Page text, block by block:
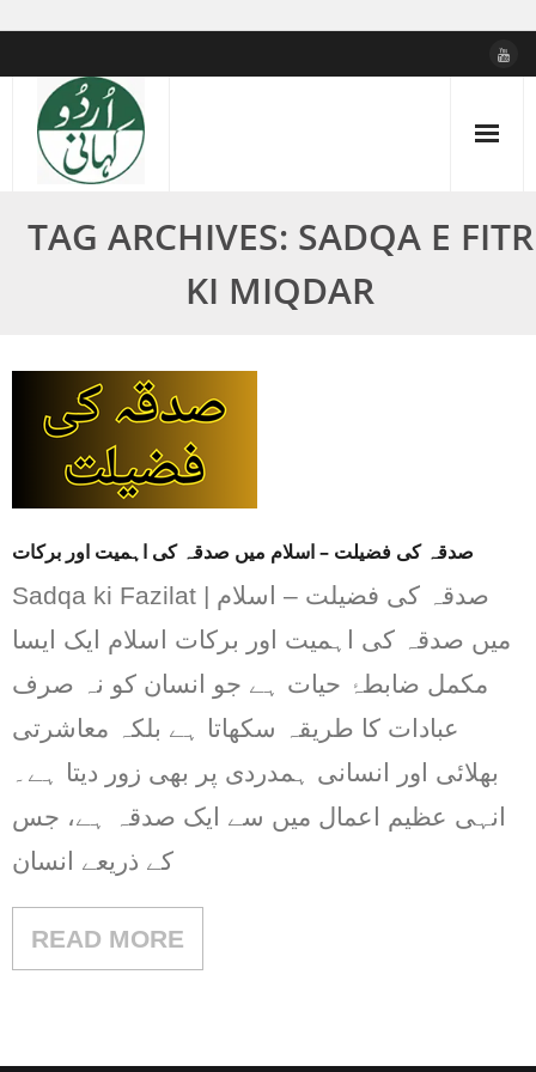
content
TAG ARCHIVES: SADQA E FITR
KI MIQDAR
صدقہ کی فضیلت – اسلام میں صدقہ کی اہمیت اور برکات
Sadqa ki Fazilat | صدقہ کی فضیلت – اسلام
میں صدقہ کی اہمیت اور برکات اسلام ایک ایسا
مکمل ضابطۂ حیات ہے جو انسان کو نہ صرف
عبادات کا طریقہ سکھاتا ہے بلکہ معاشرتی
بھلائی اور انسانی ہمدردی پر بھی زور دیتا ہے۔
انہی عظیم اعمال میں سے ایک صدقہ ہے، جس
کے ذریعے انسان
READ MORE